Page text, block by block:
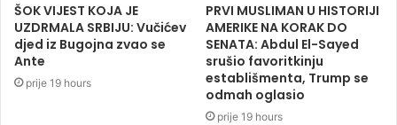
ŠOK VIJEST KOJA JE
UZDRMALA SRBIJU: Vučićev
djed iz Bugojna zvao se
Ante
prije 19 hours
PRVI MUSLIMAN U HISTORIJI
AMERIKE NA KORAK DO
SENATA: Abdul El-Sayed
srušio favoritkinju
establišmenta, Trump se
odmah oglasio
prije 19 hours